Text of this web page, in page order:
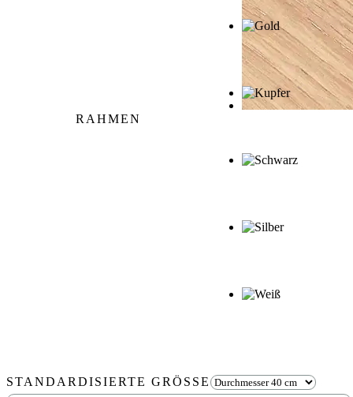
RAHMEN
STANDARDISIERTE GRÖSSE